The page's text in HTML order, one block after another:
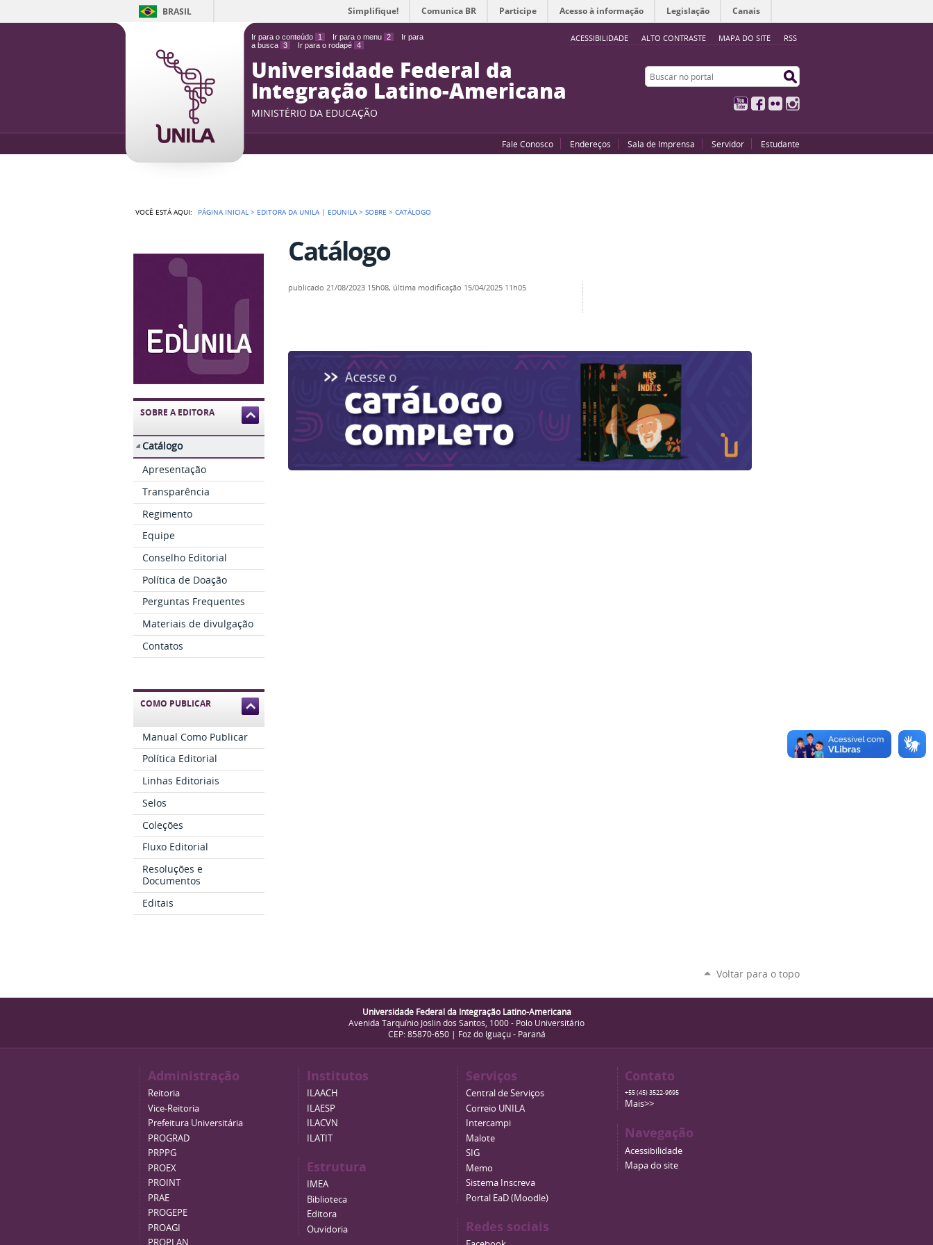
Ir para o conteúdo 1 Ir para o menu 2
Ir para
a busca 3 Ir para o rodapé 4
ACESSIBILIDADE ALTO CONTRASTE MAPA DO SITE RSS
BRASIL Simplifique! Comunica BR Participe Acesso à informação Legislação Canais
Universidade Federal da
Integração Latino-Americana
MINISTÉRIO DA EDUCAÇÃO
Buscar no portal
YouTubeFacebook
Flickr
Fale Conosco Endereços Sala de Imprensa Servidor Estudante
VOCÊ ESTÁ AQUI: PÁGINA INICIAL > EDITORA DA UNILA | EDUNILA >SOBRE >CATÁLOGO
SOBRE A EDITORA
Catálogo
Apresentação
Transparência
Regimento
Equipe
Conselho Editorial
Política de Doação
Perguntas Frequentes
Materiais de divulgação
Contatos
COMO PUBLICAR
Manual Como Publicar
Política Editorial
Linhas Editoriais
Selos
Coleções
Fluxo Editorial
Resoluções e
Documentos
Editais
Catálogo
publicado 21/08/2023 15h08, última modificação 15/04/2025 11h05
Voltar para o topo
Universidade Federal da Integração Latino-Americana
Avenida Tarquínio Joslin dos Santos, 1000 - Polo Universitário
CEP: 85870-650 | Foz do Iguaçu - Paraná
Administração
Reitoria
Vice-Reitoria
Prefeitura Universitária
PROGRAD
PRPPG
PROEX
PROINT
PRAE
PROGEPE
PROAGI
Institutos
ILAACH
ILAESP
ILACVN
ILATIT
Estrutura
IMEA
Biblioteca
Editora
Ouvidoria
Serviços
Central de Serviços
Correio UNILA
Intercampi
Malote
SIG
Memo
Sistema Inscreva
Portal EaD (Moodle)
Redes sociais
Contato
+55 (45) 3522-9695
Mais>>
Navegação
Acessibilidade
Mapa do site